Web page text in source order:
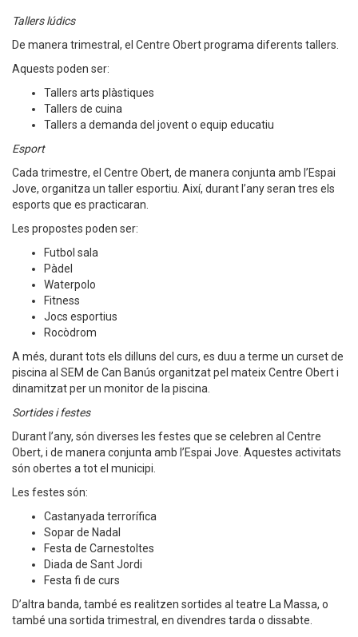
Tallers lúdics
De manera trimestral, el Centre Obert programa diferents tallers.
Aquests poden ser:
Tallers arts plàstiques
Tallers de cuina
Tallers a demanda del jovent o equip educatiu
Esport
Cada trimestre, el Centre Obert, de manera conjunta amb l’Espai
Jove, organitza un taller esportiu. Així, durant l’any seran tres els
esports que es practicaran.
Les propostes poden ser:
Futbol sala
Pàdel
Waterpolo
Fitness
Jocs esportius
Rocòdrom
A més, durant tots els dilluns del curs, es duu a terme un curset de
piscina al SEM de Can Banús organitzat pel mateix Centre Obert i
dinamitzat per un monitor de la piscina.
Sortides i festes
Durant l’any, són diverses les festes que se celebren al Centre
Obert, i de manera conjunta amb l’Espai Jove. Aquestes activitats
són obertes a tot el municipi.
Les festes són:
Castanyada terrorífica
Sopar de Nadal
Festa de Carnestoltes
Diada de Sant Jordi
Festa fi de curs
D’altra banda, també es realitzen sortides al teatre La Massa, o
també una sortida trimestral, en divendres tarda o dissabte.